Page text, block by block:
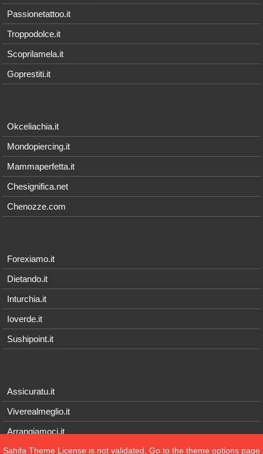
Passionetattoo.it
Troppodolce.it
Scoprilamela.it
Goprestiti.it
Okceliachia.it
Mondopiercing.it
Mammaperfetta.it
Chesignifica.net
Chenozze.com
Forexiamo.it
Dietando.it
Inturchia.it
Ioverde.it
Sushipoint.it
Assicuratu.it
Viverealmeglio.it
Arrangiamoci.it
Tecnichef.it
Sahifa Theme License is not validated, Go to the theme options page